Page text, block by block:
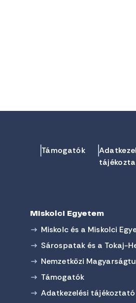
Támogatók
Miskolci Egyetem
Miskolc és a Miskolci
Sárospatak és a Tokaj-
Nemzetközi
Támogatók
Adatkezelési tájékoztató